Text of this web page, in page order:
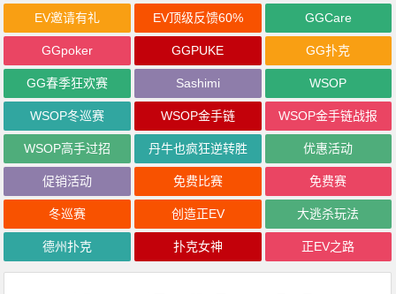
EV邀请有礼 EV顶级反馈60% GGCare
GGpoker GGPUKE GG扑克
GG春季狂欢赛 Sashimi WSOP
WSOP冬巡赛 WSOP金手链 WSOP金手链战报
WSOP高手过招 丹牛也疯狂逆转胜 优惠活动
促销活动 免费比赛 免费赛
冬巡赛 创造正EV 大逃杀玩法
德州扑克 扑克女神 正EV之路